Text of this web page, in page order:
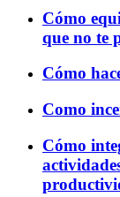
Cómo
que no te
Cómo
Como
Cómo